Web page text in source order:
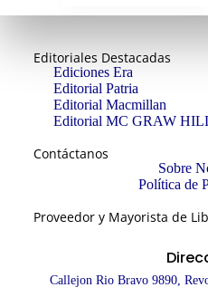
Editoriales Destacadas
Ediciones Era
Editorial Patria
Editorial Macmillan
Editorial MC GRAW
Contáctanos
Sobre
Política de
Proveedor y Mayorista de
Callejon Rio Bravo 9890,